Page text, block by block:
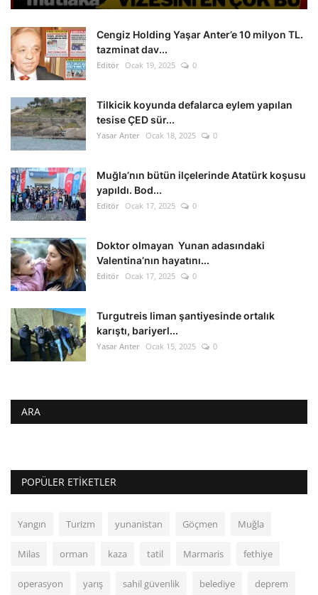
Cengiz Holding Yaşar Anter’e 10 milyon TL.
tazminat dav...
Editör Ocak 19, 2025 0
Tilkicik koyunda defalarca eylem yapılan
tesise ÇED sür...
Yasar Anter Ocak 18, 2025 0
Muğla’nın bütün ilçelerinde Atatürk koşusu
yapıldı. Bod...
Editör Ocak 17, 2025 0
Doktor olmayan Yunan adasındaki
Valentina’nın hayatını...
Editör Ocak 17, 2025 0
Turgutreis liman şantiyesinde ortalık
karıştı, bariyerl...
Yasar Anter Ocak 15, 2025 0
ARA
POPÜLER ETIKETLER
Yangın Turizm yunanistan Göçmen Muğla
Milas orman kaza tatil Marmaris fethiye
operasyon yarış sahil güvenlik belediye deprem